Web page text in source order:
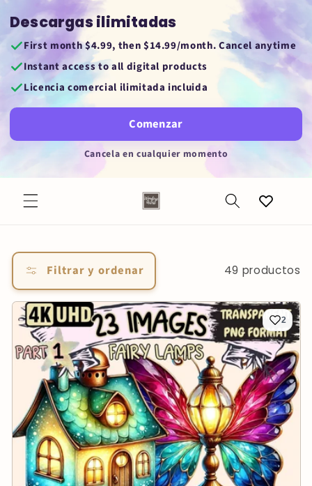
Saltar al
contenido
Descargas ilimitadas
First month $4.99, then $14.99/month. Cancel anytime
Instant access to all digital products
Licencia comercial ilimitada incluida
Comenzar
Cancela en cualquier momento
Favorites
Filtrar y ordenar 49 productos
2